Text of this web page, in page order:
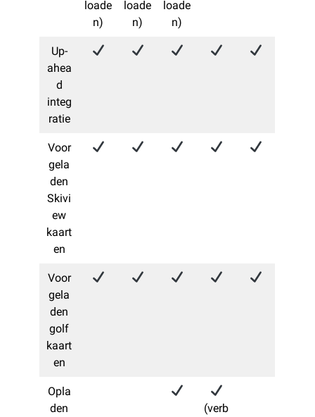
loade
n)
loade
n)
loade
n)
Up-
ahea
d
integ
ratie
Voor
gela
den
Skivi
ew
kaart
en
Voor
gela
den
golf
kaart
en
Opla
den
(verb